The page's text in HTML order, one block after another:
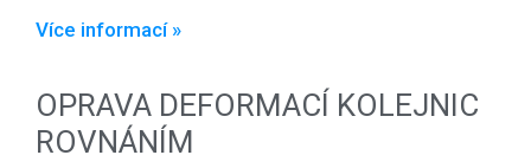
Více informací »
OPRAVA DEFORMACÍ KOLEJNIC
ROVNÁNÍM